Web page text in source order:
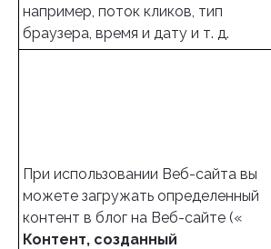
например, поток кликов, тип
браузера, время и дату и т. д.
При использовании Веб-сайта вы
можете загружать определенный
контент в блог на Веб-сайте («
Контент, созданный